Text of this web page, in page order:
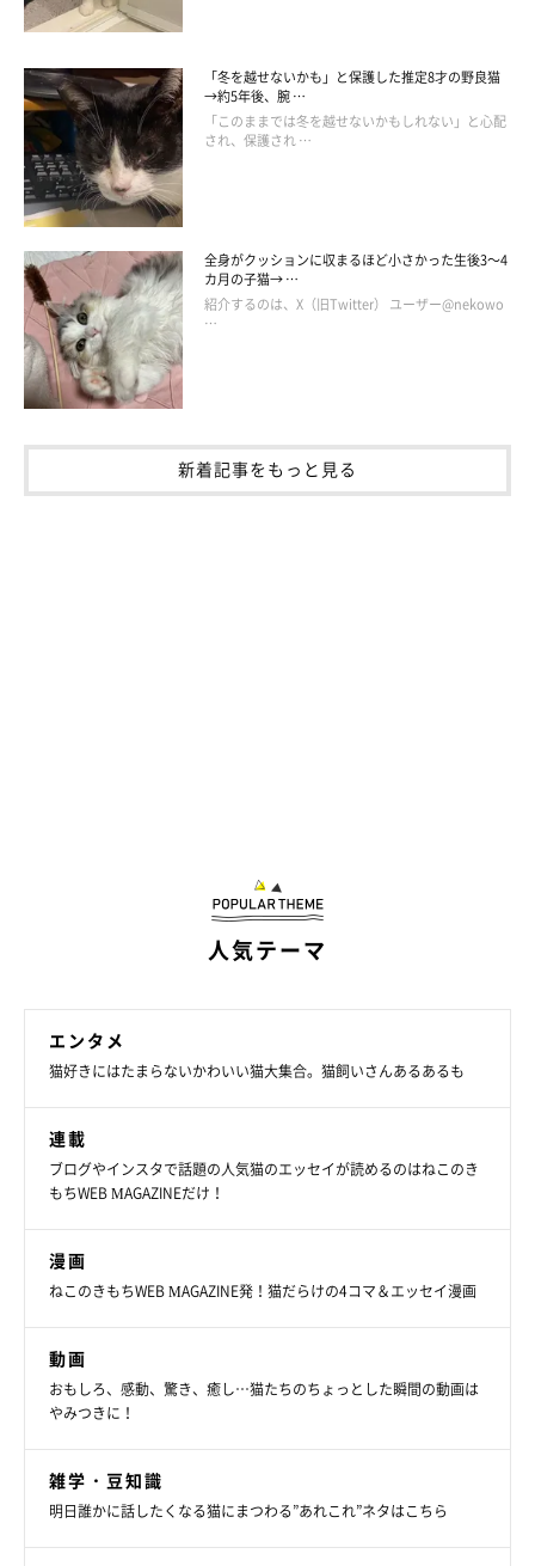
ねこのきもち投稿写真ギャラリー
続いて、メス猫の見た目について見ていきましょう。メスは「丸
くてムッチリしている」特徴があります。全身が柔らかく、抱き
足先がコロンとしている
オス猫は性ホルモンの影響で顔の骨格が大きくなる傾向にありま
ために輪郭が丸くなります。
小柄な体型になる傾向にあります。同じ猫種であっても、
平均して1〜2kgほどメスのほうが軽いようです。
「冬を越せないかも」と保護した推定8才の野良猫
→約5年後、腕 …
「このままでは冬を越せないかもしれない」と心配
され、保護され …
全身がクッションに収まるほど小さかった生後3～4
カ月の子猫→ …
紹介するのは、X（旧Twitter） ユーザー@nekowo
…
新着記事をもっと見る
人気テーマ
エンタメ
猫好きにはたまらないかわいい猫大集合。猫飼いさんあるあるも
連載
ブログやインスタで話題の人気猫のエッセイが読めるのはねこのき
もちWEB MAGAZINEだけ！
漫画
ねこのきもちWEB MAGAZINE発！猫だらけの4コマ＆エッセイ漫画
動画
おもしろ、感動、驚き、癒し…猫たちのちょっとした瞬間の動画は
やみつきに！
雑学・豆知識
明日誰かに話したくなる猫にまつわる”あれこれ”ネタはこちら